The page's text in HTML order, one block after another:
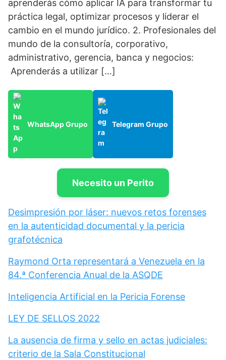
aprenderás cómo aplicar IA para transformar tu
práctica legal, optimizar procesos y liderar el
cambio en el mundo jurídico. 2. Profesionales del
mundo de la consultoría, corporativo,
administrativo, gerencia, banca y negocios:
Aprenderás a utilizar […]
WhatsApp Grupo Telegram Grupo
Necesito un Perito
Desimpresión por láser: nuevos retos forenses
en la autenticidad documental y la pericia
grafotécnica
Raymond Orta representará a Venezuela en la
84.ª Conferencia Anual de la ASQDE
Inteligencia Artificial en la Pericia Forense
LEY DE SELLOS 2022
La ausencia de firma y sello en actas judiciales:
criterio de la Sala Constitucional